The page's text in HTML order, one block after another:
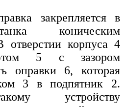
закрепляется в
коническим
отверстии корпуса 4
5 с зазором
оправки 6, которая
3 в подпятник 2.
устройству